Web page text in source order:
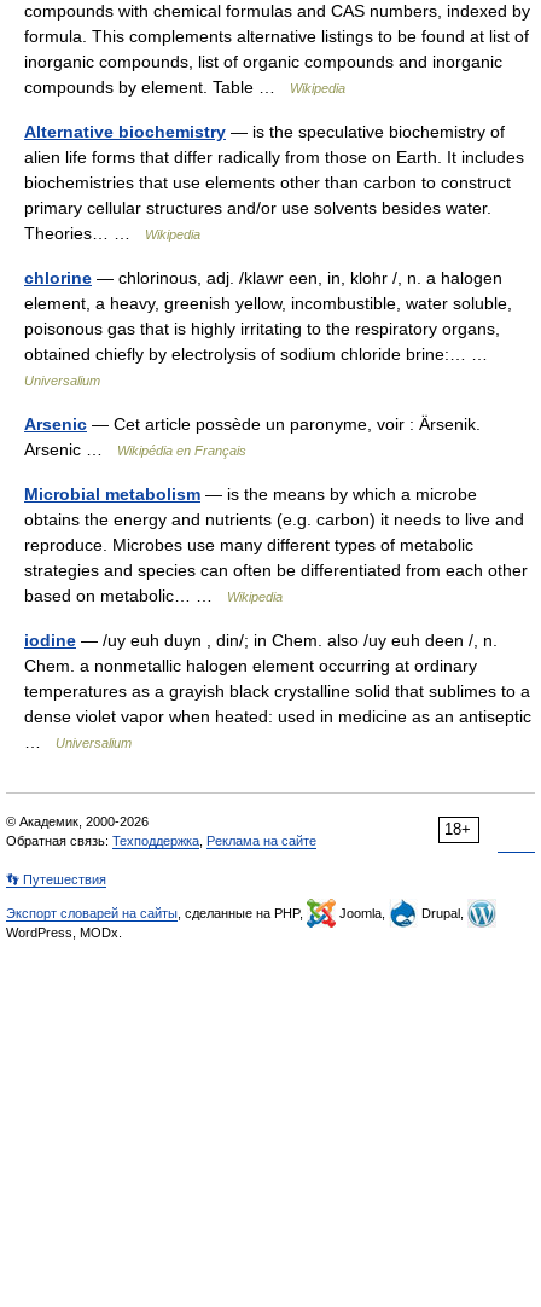
compounds with chemical formulas and CAS numbers, indexed by
formula. This complements alternative listings to be found at list of
inorganic compounds, list of organic compounds and inorganic
compounds by element. Table …
Wikipedia
Alternative biochemistry — is the speculative biochemistry of
alien life forms that differ radically from those on Earth. It includes
biochemistries that use elements other than carbon to construct
primary cellular structures and/or use solvents besides water.
Theories… …
Wikipedia
chlorine — chlorinous, adj. /klawr een, in, klohr /, n. a halogen
element, a heavy, greenish yellow, incombustible, water soluble,
poisonous gas that is highly irritating to the respiratory organs,
obtained chiefly by electrolysis of sodium chloride brine:… …
Universalium
Arsenic — Cet article possède un paronyme, voir : Ärsenik.
Arsenic …
Wikipédia en Français
Microbial metabolism — is the means by which a microbe
obtains the energy and nutrients (e.g. carbon) it needs to live and
reproduce. Microbes use many different types of metabolic
strategies and species can often be differentiated from each other
based on metabolic… …
Wikipedia
iodine — /uy euh duyn , din/; in Chem. also /uy euh deen /, n.
Chem. a nonmetallic halogen element occurring at ordinary
temperatures as a grayish black crystalline solid that sublimes to a
dense violet vapor when heated: used in medicine as an antiseptic
Universalium
18+
© Академик, 2000-2026
Обратная связь: Техподдержка Реклама на сайте
👣 Путешествия
Экспорт словарей на сайты , сделанные на PHP, Joomla,
Drupal,
WordPress, MODx.